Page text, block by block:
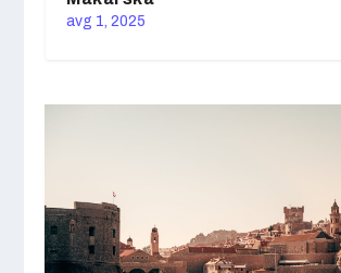
avg 1, 2025